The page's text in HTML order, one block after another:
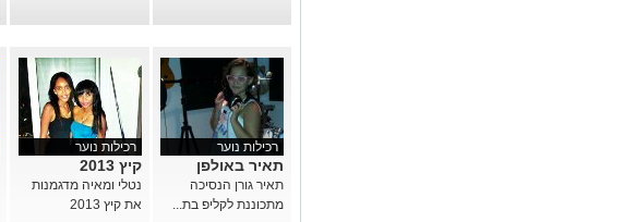
רכילות נוער
תאיר באולפן
תאיר גורן הנסיכה
מתכוננת לקליפ בת...
רכילות נוער
קיץ 2013
נטלי ומאיה מדגמנות
את קיץ 2013